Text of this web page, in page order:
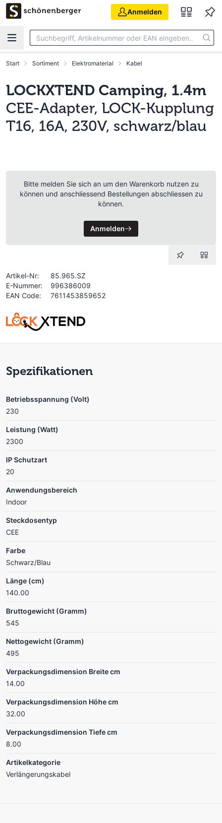
Zum Hauptinhalt springen
Anmelden
Start Sortiment Elektromaterial Kabel
LOCKXTEND Camping, 1.4m
CEE-Adapter, LOCK-Kupplung
T16, 16A, 230V, schwarz/blau
Bitte melden Sie sich an um den Warenkorb nutzen zu
können und anschliessend Bestellungen abschliessen zu
können.
Anmelden
Artikel-Nr:
85.965.SZ
E-Nummer:
996386009
EAN Code:
7611453859652
Spezifikationen
Betriebsspannung (Volt)
230
Leistung (Watt)
2300
IP Schutzart
20
Anwendungsbereich
Indoor
Steckdosentyp
CEE
Farbe
Schwarz/Blau
Länge (cm)
140.00
Bruttogewicht (Gramm)
545
Nettogewicht (Gramm)
495
Verpackungsdimension Breite cm
14.00
Verpackungsdimension Höhe cm
32.00
Verpackungsdimension Tiefe cm
8.00
Artikelkategorie
Verlängerungskabel